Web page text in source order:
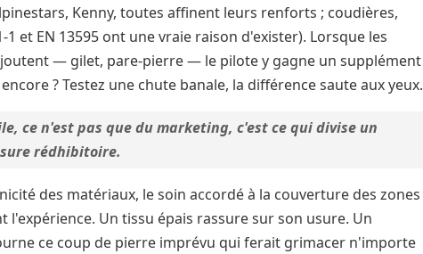
Kenny, toutes affinent leurs renforts ; coudières,
et EN 13595 ont une vraie raison d'exister). Lorsque les
— gilet, pare-pierre — le pilote y gagne un supplément
? Testez une chute banale, la différence saute aux yeux.
ce n'est pas que du marketing, c'est ce qui divise un
rédhibitoire.
des matériaux, le soin accordé à la couverture des zones
Un tissu épais rassure sur son usure. Un
ce coup de pierre imprévu qui ferait grimacer n'importe